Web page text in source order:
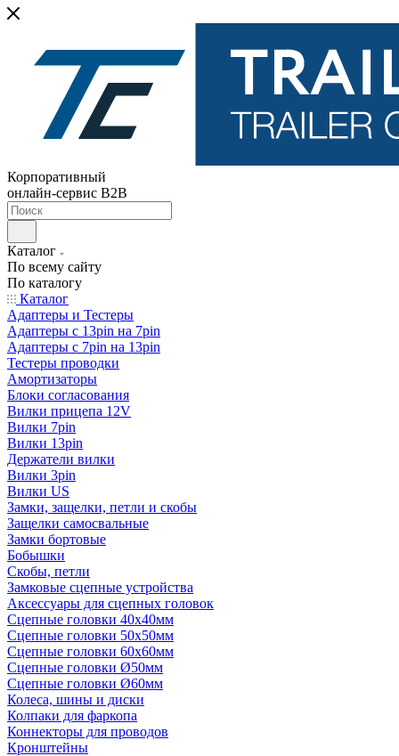
Корпоративный
онлайн-сервис B2B
Каталог
По всему сайту
По каталогу
Каталог
Адаптеры и Тестеры
Адаптеры с 13pin на 7pin
Адаптеры с 7pin на 13pin
Тестеры проводки
Амортизаторы
Блоки согласования
Вилки прицепа 12V
Вилки 7pin
Вилки 13pin
Держатели вилки
Вилки 3pin
Вилки US
Замки, защелки, петли и скобы
Защелки самосвальные
Замки бортовые
Бобышки
Скобы, петли
Замковые сцепные устройства
Аксессуары для сцепных головок
Сцепные головки 40x40мм
Сцепные головки 50x50мм
Сцепные головки 60x60мм
Сцепные головки Ø50мм
Сцепные головки Ø60мм
Колеса, шины и диски
Колпаки для фаркопа
Коннекторы для проводов
Кронштейны